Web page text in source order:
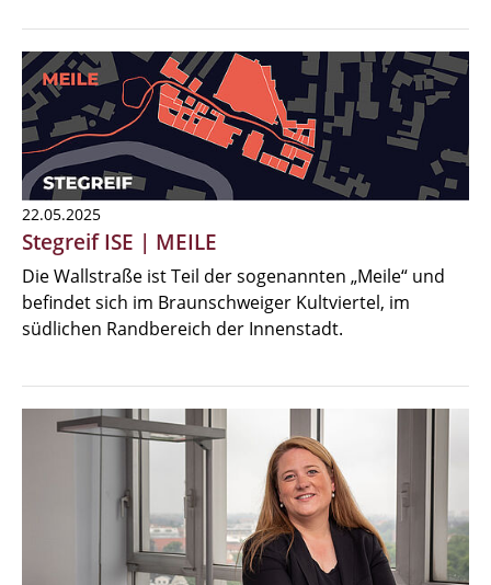
22.05.2025
Stegreif ISE | MEILE
Die Wallstraße ist Teil der sogenannten „Meile“ und
befindet sich im Braunschweiger Kultviertel, im
südlichen Randbereich der Innenstadt.